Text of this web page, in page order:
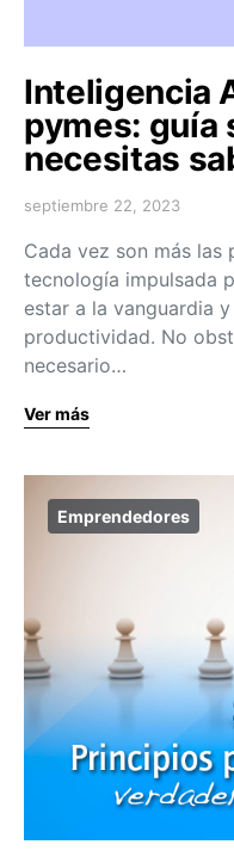
Inteligencia
pymes: guía
necesitas
septiembre 22, 2023
Cada vez son más
tecnología impulsada
estar a la vanguardia
productividad. No
necesario…
Ver más
Emprendedores